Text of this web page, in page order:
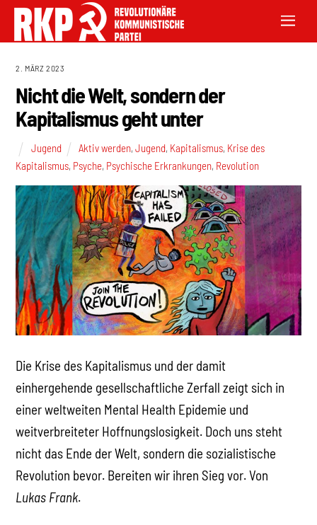
2. MÄRZ 2023
Nicht die Welt, sondern der
Kapitalismus geht unter
Jugend Aktiv werden,Jugend, Kapitalismus, Krise des
Kapitalismus, Psyche, Psychische Erkrankungen, Revolution
Die Krise des Kapitalismus und der damit
einhergehende gesellschaftliche Zerfall zeigt sich in
einer weltweiten Mental Health Epidemie und
weitverbreiteter Hoffnungslosigkeit. Doch uns steht
nicht das Ende der Welt, sondern die sozialistische
Revolution bevor. Bereiten wir ihren Sieg vor. Von
Lukas Frank.